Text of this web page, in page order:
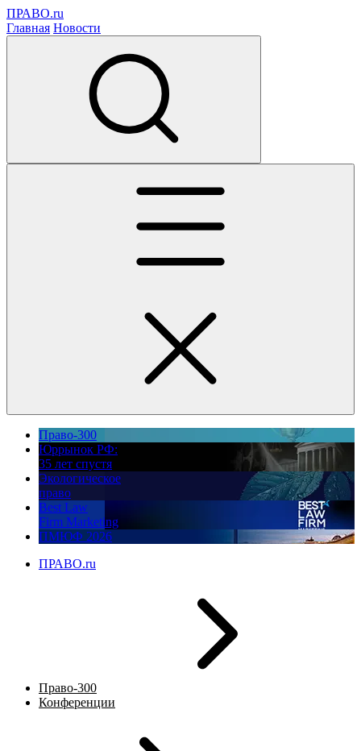
ПРАВО.ru
Главная Новости
Право-300
Юррынок РФ:
35 лет спустя
Экологическое
право
Best Law
Firm Marketing
ПМЮФ 2026
ПРАВО.ru
Право-300
Конференции